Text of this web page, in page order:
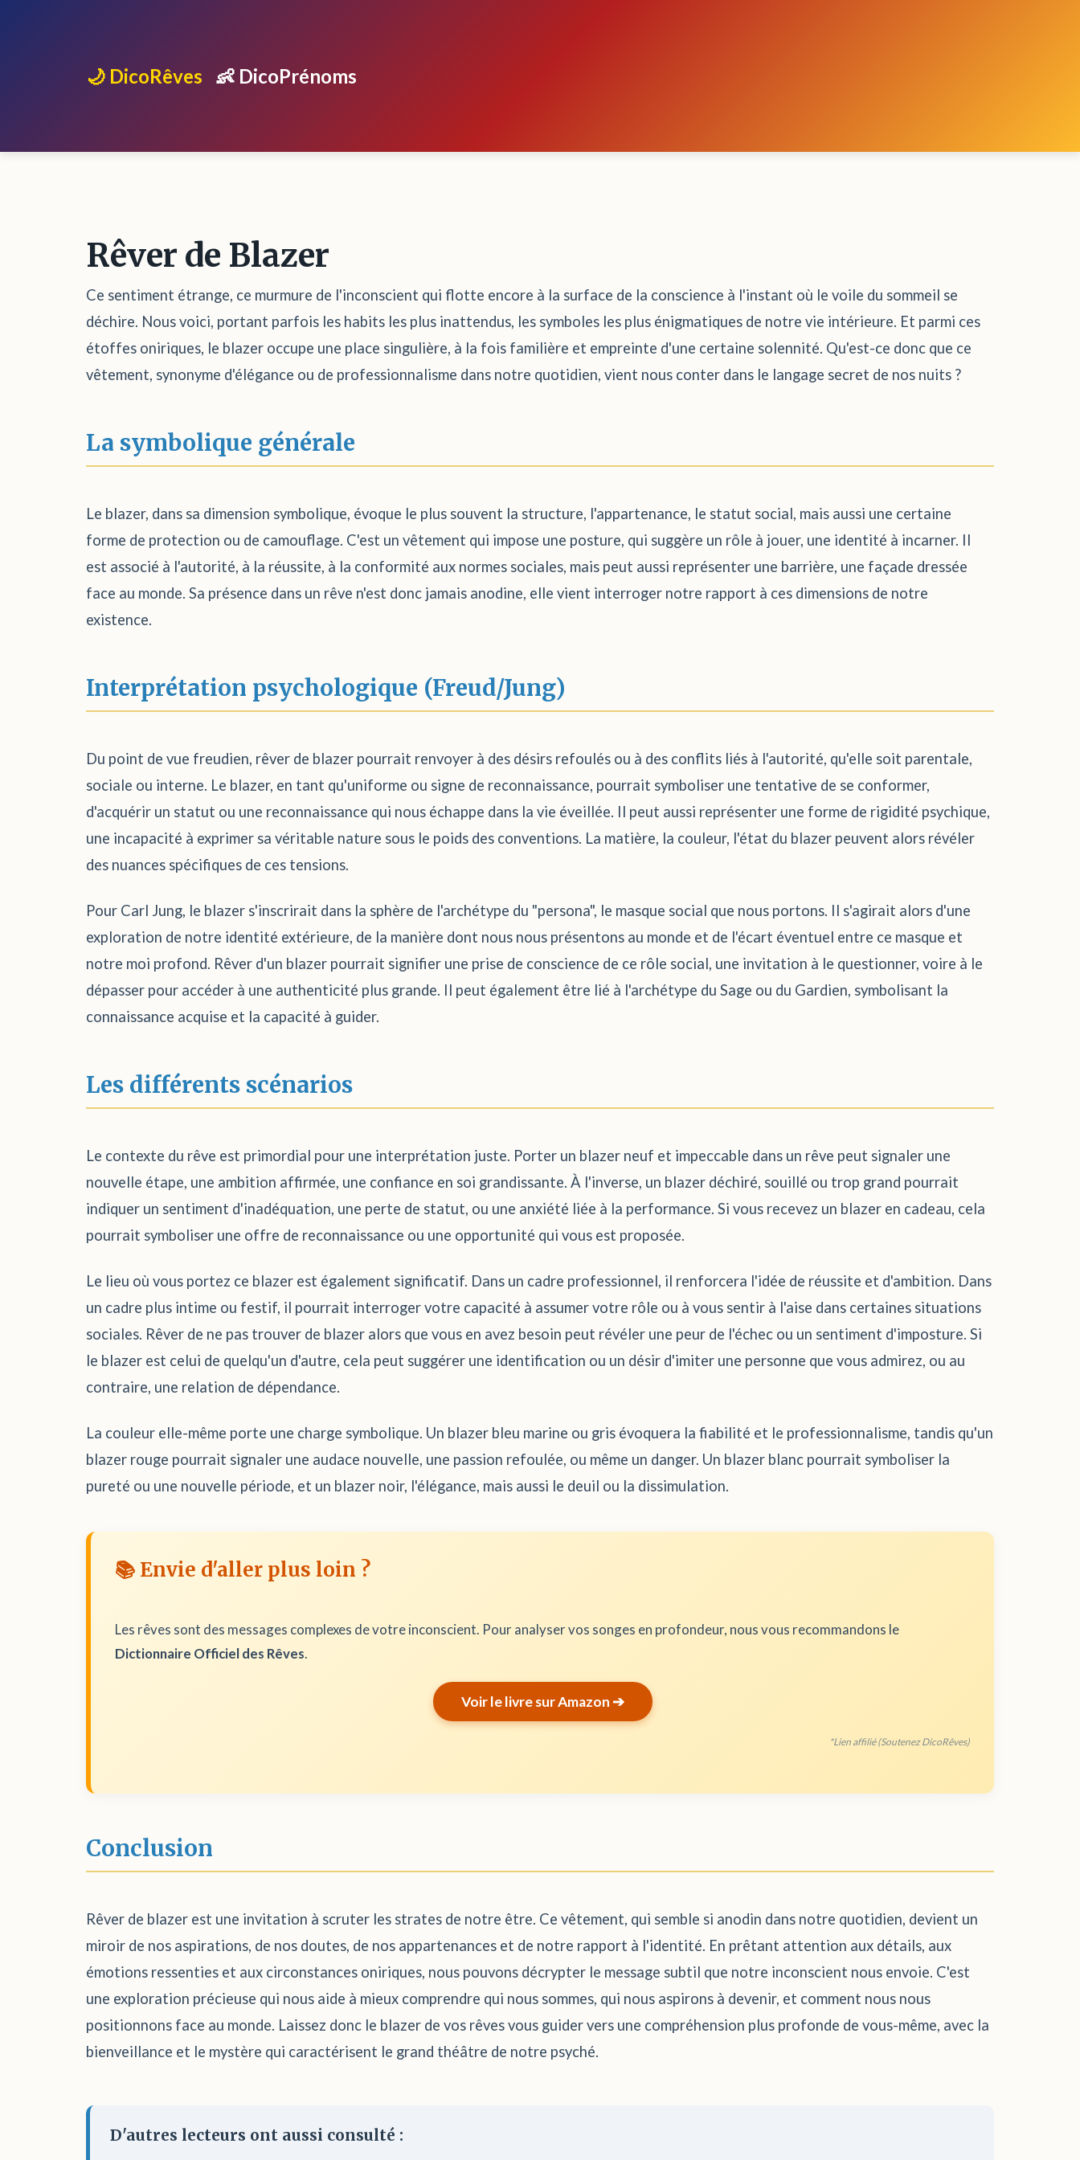
🌙 DicoRêves 👶 DicoPrénoms
Rêver de Blazer
Ce sentiment étrange, ce murmure de l'inconscient qui flotte encore à la surface de la conscience à l'instant où le voile du sommeil se
déchire. Nous voici, portant parfois les habits les plus inattendus, les symboles les plus énigmatiques de notre vie intérieure. Et parmi ces
étoffes oniriques, le blazer occupe une place singulière, à la fois familière et empreinte d'une certaine solennité. Qu'est-ce donc que ce
vêtement, synonyme d'élégance ou de professionnalisme dans notre quotidien, vient nous conter dans le langage secret de nos nuits ?
La symbolique générale
Le blazer, dans sa dimension symbolique, évoque le plus souvent la structure, l'appartenance, le statut social, mais aussi une certaine
forme de protection ou de camouflage. C'est un vêtement qui impose une posture, qui suggère un rôle à jouer, une identité à incarner. Il
est associé à l'autorité, à la réussite, à la conformité aux normes sociales, mais peut aussi représenter une barrière, une façade dressée
face au monde. Sa présence dans un rêve n'est donc jamais anodine, elle vient interroger notre rapport à ces dimensions de notre
existence.
Interprétation psychologique (Freud/Jung)
Du point de vue freudien, rêver de blazer pourrait renvoyer à des désirs refoulés ou à des conflits liés à l'autorité, qu'elle soit parentale,
sociale ou interne. Le blazer, en tant qu'uniforme ou signe de reconnaissance, pourrait symboliser une tentative de se conformer,
d'acquérir un statut ou une reconnaissance qui nous échappe dans la vie éveillée. Il peut aussi représenter une forme de rigidité psychique,
une incapacité à exprimer sa véritable nature sous le poids des conventions. La matière, la couleur, l'état du blazer peuvent alors révéler
des nuances spécifiques de ces tensions.
Pour Carl Jung, le blazer s'inscrirait dans la sphère de l'archétype du "persona", le masque social que nous portons. Il s'agirait alors d'une
exploration de notre identité extérieure, de la manière dont nous nous présentons au monde et de l'écart éventuel entre ce masque et
notre moi profond. Rêver d'un blazer pourrait signifier une prise de conscience de ce rôle social, une invitation à le questionner, voire à le
dépasser pour accéder à une authenticité plus grande. Il peut également être lié à l'archétype du Sage ou du Gardien, symbolisant la
connaissance acquise et la capacité à guider.
Les différents scénarios
Le contexte du rêve est primordial pour une interprétation juste. Porter un blazer neuf et impeccable dans un rêve peut signaler une
nouvelle étape, une ambition affirmée, une confiance en soi grandissante. À l'inverse, un blazer déchiré, souillé ou trop grand pourrait
indiquer un sentiment d'inadéquation, une perte de statut, ou une anxiété liée à la performance. Si vous recevez un blazer en cadeau, cela
pourrait symboliser une offre de reconnaissance ou une opportunité qui vous est proposée.
Le lieu où vous portez ce blazer est également significatif. Dans un cadre professionnel, il renforcera l'idée de réussite et d'ambition. Dans
un cadre plus intime ou festif, il pourrait interroger votre capacité à assumer votre rôle ou à vous sentir à l'aise dans certaines situations
sociales. Rêver de ne pas trouver de blazer alors que vous en avez besoin peut révéler une peur de l'échec ou un sentiment d'imposture. Si
le blazer est celui de quelqu'un d'autre, cela peut suggérer une identification ou un désir d'imiter une personne que vous admirez, ou au
contraire, une relation de dépendance.
La couleur elle-même porte une charge symbolique. Un blazer bleu marine ou gris évoquera la fiabilité et le professionnalisme, tandis qu'un
blazer rouge pourrait signaler une audace nouvelle, une passion refoulée, ou même un danger. Un blazer blanc pourrait symboliser la
pureté ou une nouvelle période, et un blazer noir, l'élégance, mais aussi le deuil ou la dissimulation.
📚 Envie d'aller plus loin ?
Les rêves sont des messages complexes de votre inconscient. Pour analyser vos songes en profondeur, nous vous recommandons le
Dictionnaire Officiel des Rêves.
Voir le livre sur Amazon ➔
*Lien affilié (Soutenez DicoRêves)
Conclusion
Rêver de blazer est une invitation à scruter les strates de notre être. Ce vêtement, qui semble si anodin dans notre quotidien, devient un
miroir de nos aspirations, de nos doutes, de nos appartenances et de notre rapport à l'identité. En prêtant attention aux détails, aux
émotions ressenties et aux circonstances oniriques, nous pouvons décrypter le message subtil que notre inconscient nous envoie. C'est
une exploration précieuse qui nous aide à mieux comprendre qui nous sommes, qui nous aspirons à devenir, et comment nous nous
positionnons face au monde. Laissez donc le blazer de vos rêves vous guider vers une compréhension plus profonde de vous-même, avec la
bienveillance et le mystère qui caractérisent le grand théâtre de notre psyché.
D'autres lecteurs ont aussi consulté :